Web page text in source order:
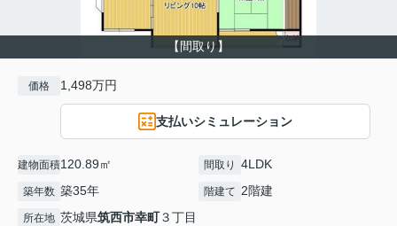
【間取り】
価格 1,498万円
支払いシミュレーション
建物面積120.89㎡ 間取り 4LDK
築年数 築35年 階建て 2階建
所在地 茨城県筑西市幸町３丁目